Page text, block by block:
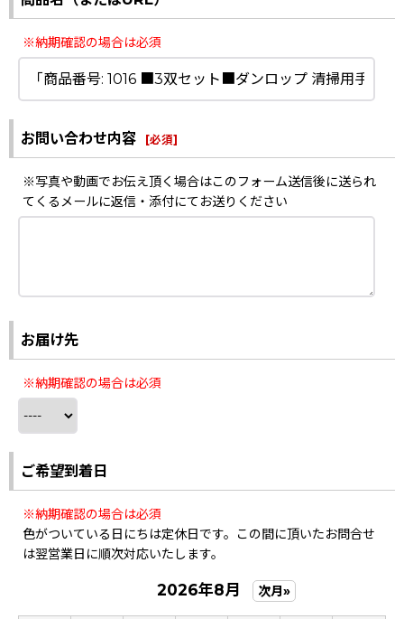
※納期確認の場合は必須
お問い合わせ内容 [必須]
※写真や動画でお伝え頂く場合はこのフォーム送信後に送られ
てくるメールに返信・添付にてお送りください
お届け先
※納期確認の場合は必須
ご希望到着日
※納期確認の場合は必須
色がついている日にちは定休日です。この間に頂いたお問合せ
は翌営業日に順次対応いたします。
2026年8月 次月»